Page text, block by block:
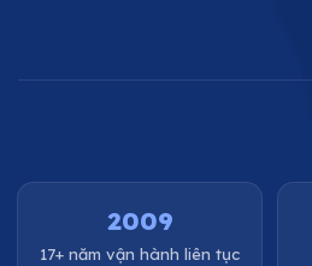
2009
17+ năm vận hành liên tục